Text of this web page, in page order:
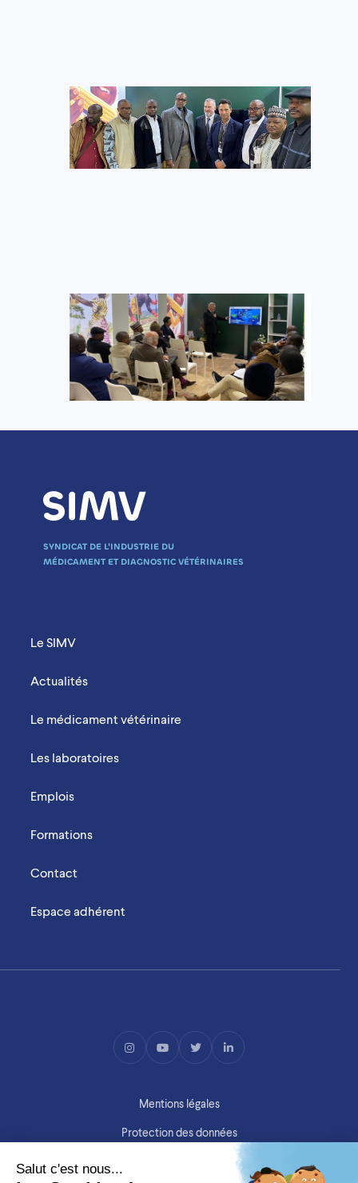
SYNDICAT DE L'INDUSTRIE DU
MÉDICAMENT ET DIAGNOSTIC VÉTÉRINAIRES
Menu Footer Mobile
Le SIMV
Actualités
Le médicament vétérinaire
Les laboratoires
Emplois
Formations
Contact
Espace adhérent
Mentions légales
Protection des données